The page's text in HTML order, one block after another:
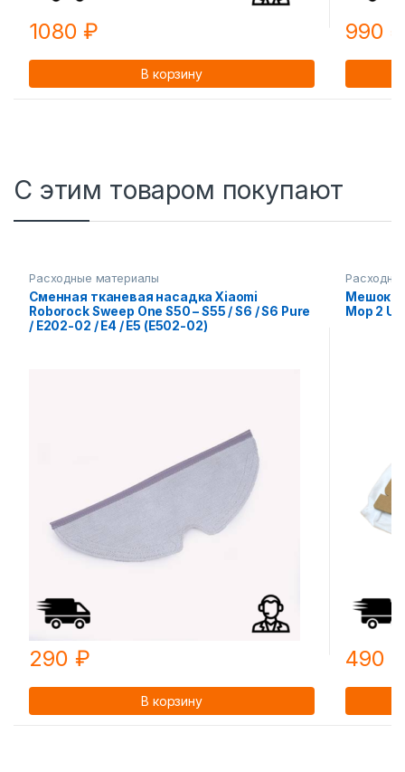
1080₽
В корзину
990 ₽
С этим товаром покупают
Расходные материалы
Сменная тканевая насадка Xiaomi
Roborock Sweep One S50 – S55 / S6 / S6 Pure
/ E202-02 / E4 / E5 (E502-02)
290 ₽
В корзину
Мешок
Mop 2
490